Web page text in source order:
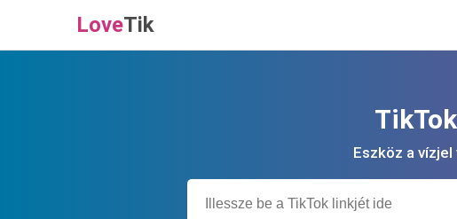
LoveTik
Eszköz a